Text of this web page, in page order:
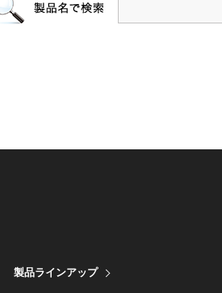
製品ラインアップ